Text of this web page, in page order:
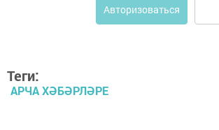
Авторизоваться
Теги:
АРЧА ХӘБӘРЛӘРЕ